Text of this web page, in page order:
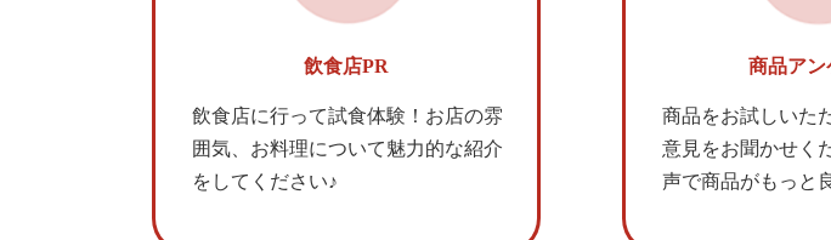
飲食店PR
飲食店に行って試食体験！お店の雰
囲気、お料理について魅力的な紹介
をしてください♪
商品アン
商品をお試しいた
意見をお聞かせく
声で商品がもっと